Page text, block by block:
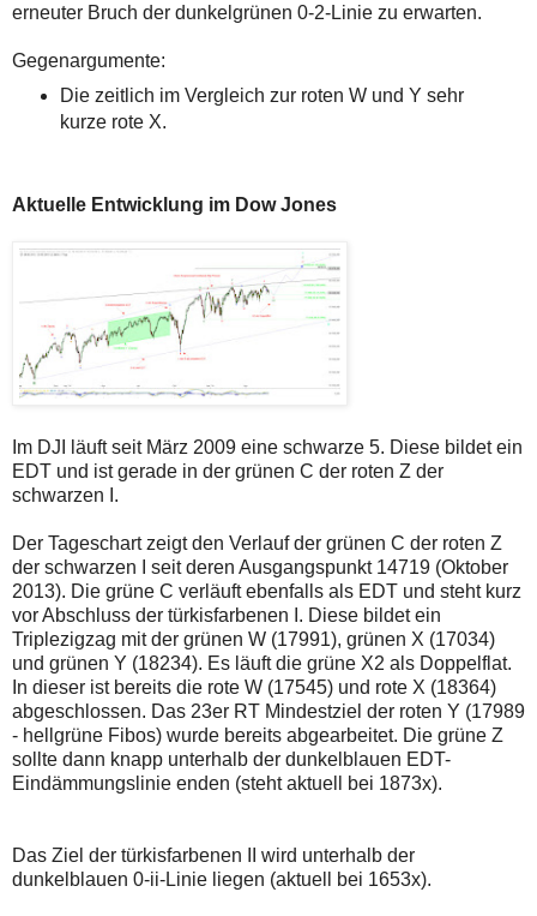
erneuter Bruch der dunkelgrünen 0-2-Linie zu erwarten.
Gegenargumente:
Die zeitlich im Vergleich zur roten W und Y sehr
kurze rote X.
Aktuelle Entwicklung im Dow Jones
Im DJI läuft seit März 2009 eine schwarze 5. Diese bildet ein
EDT und ist gerade in der grünen C der roten Z der
schwarzen I.
Der Tageschart zeigt den Verlauf der grünen C der roten Z
der schwarzen I seit deren Ausgangspunkt 14719 (Oktober
2013). Die grüne C verläuft ebenfalls als EDT und steht kurz
vor Abschluss der türkisfarbenen I. Diese bildet ein
Triplezigzag mit der grünen W (17991), grünen X (17034)
und grünen Y (18234). Es läuft die grüne X2 als Doppelflat.
In dieser ist bereits die rote W (17545) und rote X (18364)
abgeschlossen. Das 23er RT Mindestziel der roten Y (17989
- hellgrüne Fibos) wurde bereits abgearbeitet. Die grüne Z
sollte dann knapp unterhalb der dunkelblauen EDT-
Eindämmungslinie enden (steht aktuell bei 1873x).
Das Ziel der türkisfarbenen II wird unterhalb der
dunkelblauen 0-ii-Linie liegen (aktuell bei 1653x).